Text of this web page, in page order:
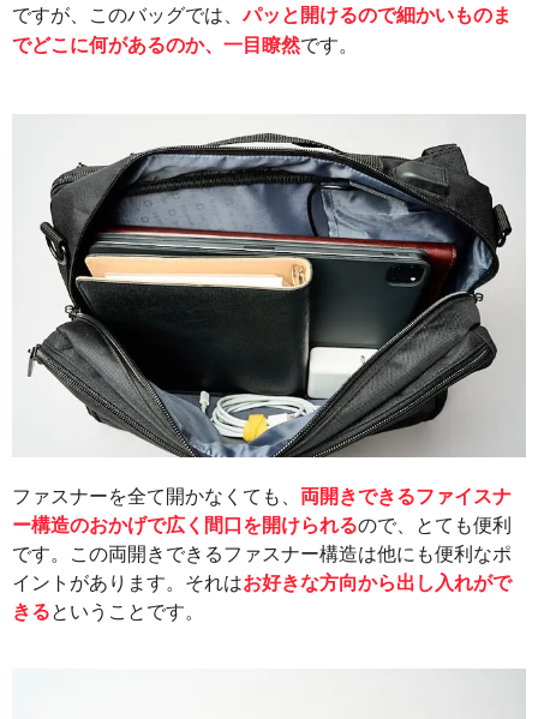
ですが、このバッグでは、パッと開けるので細かいものま
でどこに何があるのか、一目瞭然です。
ファスナーを全て開かなくても、 両開きできるファイスナ
ー構造のおかげで広く間口を開けられるので、とても便利
です。 この両開きできるファスナー構造は他にも便利なポ
イントがあります。それはお好きな方向から出し入れがで
きるということです。